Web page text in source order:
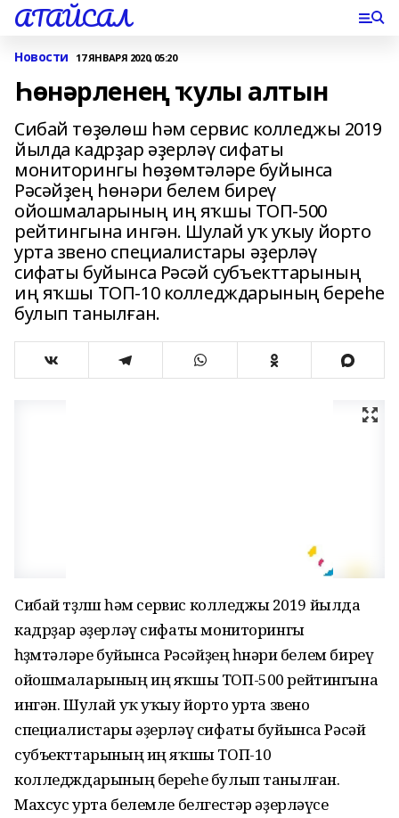
АТАЙСАЛ
Новости 17 ЯНВАРЯ 2020, 05:20
Һөнәрленең ҡулы алтын
Сибай төҙөлөш һәм сервис колледжы 2019
йылда кадрҙар әҙерләү сифаты
мониторингы һөҙөмтәләре буйынса
Рәсәйҙең һөнәри белем биреү
ойошмаларының иң яҡшы ТОП-500
рейтингына ингән. Шулай уҡ уҡыу йорто
урта звено специалистары әҙерләү
сифаты буйынса Рәсәй субъекттарының
иң яҡшы ТОП-10 колледждарының береһе
булып танылған.
Сибай төҙөлөш һәм сервис колледжы 2019 йылда
кадрҙар әҙерләү сифаты мониторингы
һөҙөмтәләре буйынса Рәсәйҙең һөнәри белем биреү
ойошмаларының иң яҡшы ТОП-500 рейтингына
ингән. Шулай уҡ уҡыу йорто урта звено
специалистары әҙерләү сифаты буйынса Рәсәй
субъекттарының иң яҡшы ТОП-10
колледждарының береһе булып танылған.
Махсус урта белемле белгестәр әҙерләүсе